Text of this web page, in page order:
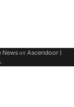
News отAscendoor |
.